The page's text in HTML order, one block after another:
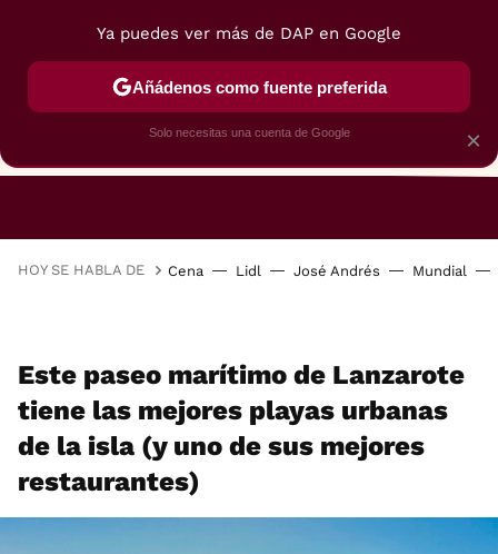
RESTAURANTES GASTROGUÍA
HOY SE HABLA DE Cena Lidl José Andrés Mundial
Este paseo marítimo de Lanzarote
tiene las mejores playas urbanas
de la isla (y uno de sus mejores
restaurantes)
×
Ya puedes ver más de DAP en Google
Añádenos como fuente preferida
Solo necesitas una cuenta de Google